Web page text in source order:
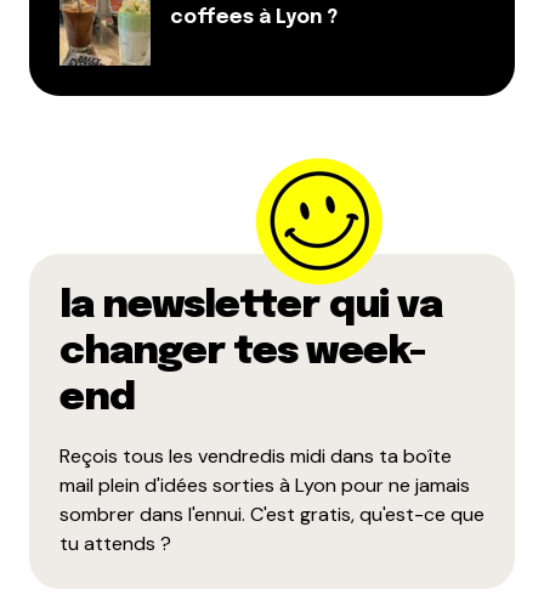
coffees à Lyon ?
la newsletter qui va
changer tes week-
end
Reçois tous les vendredis midi dans ta boîte
mail plein d'idées sorties à Lyon pour ne jamais
sombrer dans l'ennui. C'est gratis, qu'est-ce que
tu attends ?